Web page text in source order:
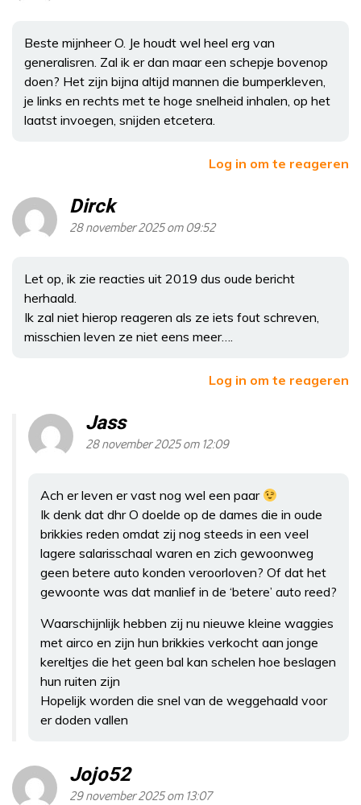
Beste mijnheer O. Je houdt wel heel erg van
generalisren. Zal ik er dan maar een schepje bovenop
doen? Het zijn bijna altijd mannen die bumperkleven,
je links en rechts met te hoge snelheid inhalen, op het
laatst invoegen, snijden etcetera.
Log in om te reageren
Dirck
28 november 2025 om 09:52
Let op, ik zie reacties uit 2019 dus oude bericht
herhaald.
Ik zal niet hierop reageren als ze iets fout schreven,
misschien leven ze niet eens meer….
Log in om te reageren
Jass
28 november 2025 om 12:09
Ach er leven er vast nog wel een paar
Ik denk dat dhr O doelde op de dames die in oude
brikkies reden omdat zij nog steeds in een veel
lagere salarisschaal waren en zich gewoonweg
geen betere auto konden veroorloven? Of dat het
gewoonte was dat manlief in de ‘betere’ auto reed?
Waarschijnlijk hebben zij nu nieuwe kleine waggies
met airco en zijn hun brikkies verkocht aan jonge
kereltjes die het geen bal kan schelen hoe beslagen
hun ruiten zijn
Hopelijk worden die snel van de weggehaald voor
er doden vallen
Jojo52
29 november 2025 om 13:07